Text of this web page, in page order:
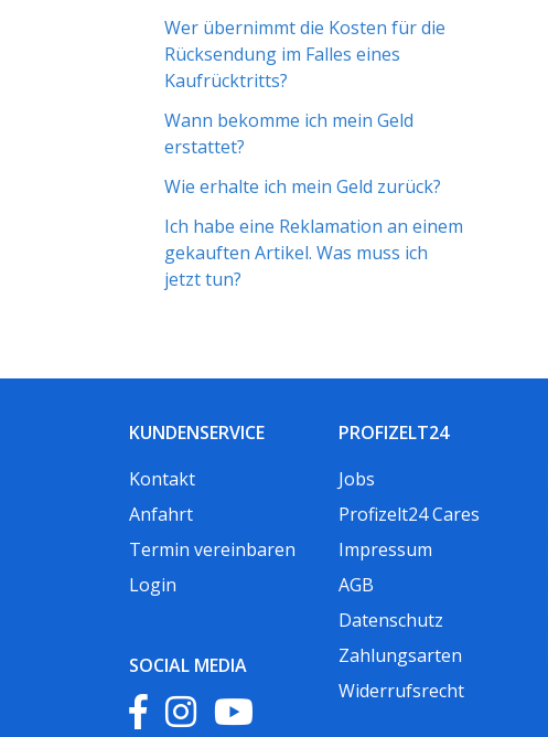
Wer übernimmt die Kosten für die
Rücksendung im Falles eines
Kaufrücktritts?
Wann bekomme ich mein Geld
erstattet?
Wie erhalte ich mein Geld zurück?
Ich habe eine Reklamation an einem
gekauften Artikel. Was muss ich
jetzt tun?
KUNDENSERVICE
Kontakt
Anfahrt
Termin vereinbaren
Login
SOCIAL MEDIA
PROFIZELT24
Jobs
Profizelt24 Cares
Impressum
AGB
Datenschutz
Zahlungsarten
Widerrufsrecht